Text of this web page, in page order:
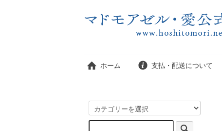
ホーム 支払・配送について